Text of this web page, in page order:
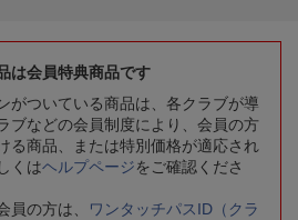
は会員特典商品です
がついている商品は、各クラブが導
ブなどの会員制度により、会員の方
る商品、または特別価格が適応され
くはヘルプページをご確認くださ
員の方は、
ワンタッチパスID（クラ